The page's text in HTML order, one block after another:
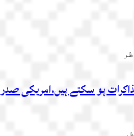
ہو سکتے ہیں،امریکی صدر